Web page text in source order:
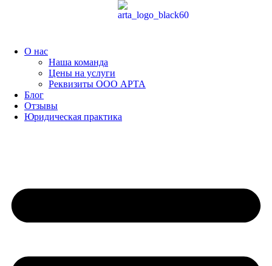
О нас
Наша команда
Цены на услуги
Реквизиты ООО АРТА
Блог
Отзывы
Юридическая практика